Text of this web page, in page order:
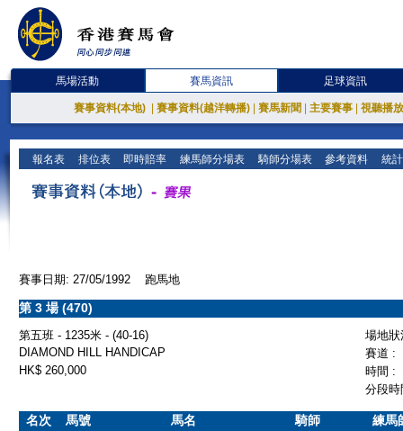
馬場活動 賽馬資訊 足球資訊
賽事資料(本地) 賽事資料(越洋轉播) 賽馬新聞 主要賽事 視聽播
報名表 排位表 即時賠率 練馬師分場表 騎師分場表 參考資料 統
賽事日期: 27/05/1992 跑馬地
第 3 場 (470)
第五班 - 1235米 - (40-16)
場地
DIAMOND HILL HANDICAP
賽道 :
HK$ 260,000
時間 :
分段
名次 馬號 馬名 騎師 練馬